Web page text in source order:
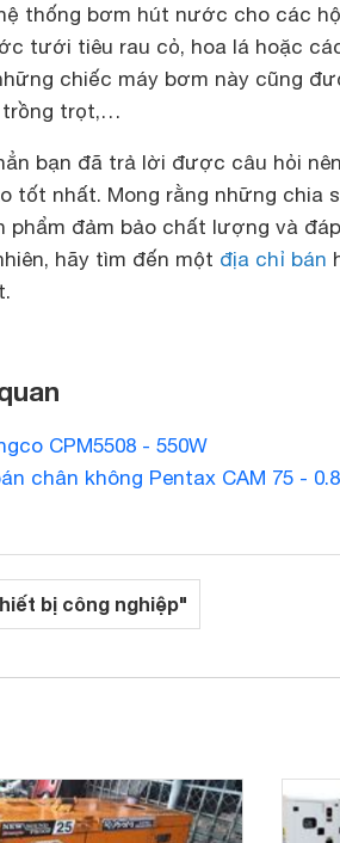
thống bơm hút nước cho các
tưới tiêu rau cỏ, hoa lá hoặc
chiếc máy bơm này cũng
trồng trọt,…
bạn đã trả lời được câu hỏi
tốt nhất. Mong rằng những chia
phẩm đảm bảo chất lượng và
hãy tìm đến một địa chỉ bán
CPM5508 - 550W
chân không Pentax CAM 75 -
bị công nghiệp"